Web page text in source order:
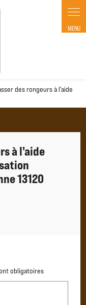
des rongeurs à l'aide
à l'aide
13120
obligatoires